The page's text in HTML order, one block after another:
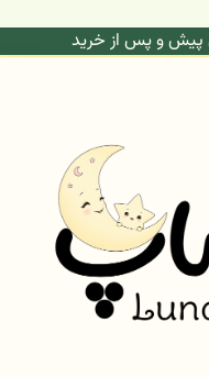
پیش و پس از خرید